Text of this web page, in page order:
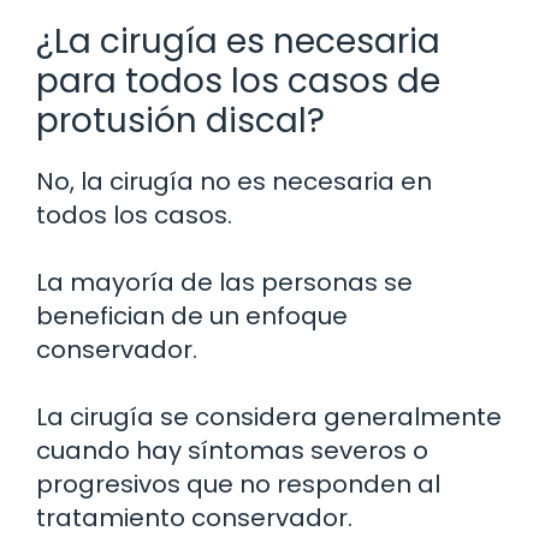
¿La cirugía es necesaria
para todos los casos de
protusión discal?
No, la cirugía no es necesaria en
todos los casos.
La mayoría de las personas se
benefician de un enfoque
conservador.
La cirugía se considera generalmente
cuando hay síntomas severos o
progresivos que no responden al
tratamiento conservador.